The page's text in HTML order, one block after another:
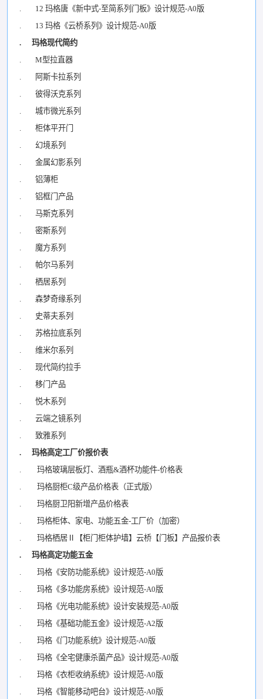
. 12 玛格唐《新中式-至简系列门板》设计规范-A0版
. 13 玛格《云桥系列》设计规范-A0版
. 玛格现代简约
. M型拉直器
. 阿斯卡拉系列
. 彼得沃克系列
. 城市微光系列
. 柜体平开门
. 幻境系列
. 金属幻影系列
. 铝薄柜
. 铝框门产品
. 马斯克系列
. 密斯系列
. 魔方系列
. 帕尔马系列
. 栖居系列
. 森梦奇缘系列
. 史蒂夫系列
. 苏格拉底系列
. 维米尔系列
. 现代简约拉手
. 移门产品
. 悦木系列
. 云端之镜系列
. 致雅系列
. 玛格高定工厂价报价表
. 玛格玻璃层板灯、酒瓶&酒杯功能件-价格表
. 玛格厨柜C级产品价格表（正式版）
. 玛格厨卫阳新增产品价格表
. 玛格柜体、家电、功能五金-工厂价（加密）
. 玛格栖居Ⅱ【柜门柜体护墙】云桥【门板】产品报价表
. 玛格高定功能五金
. 玛格《安防功能系统》设计规范-A0版
. 玛格《多功能房系统》设计规范-A0版
. 玛格《光电功能系统》设计安装规范-A0版
. 玛格《基础功能五金》设计规范-A2版
. 玛格《门功能系统》设计规范-A0版
. 玛格《全宅健康杀菌产品》设计规范-A0版
. 玛格《衣柜收纳系统》设计规范-A0版
. 玛格《智能移动吧台》设计规范-A0版